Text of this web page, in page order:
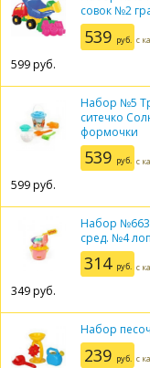
совок №2
539 руб. с
599руб.
Набор №5
ситечко
формочки
539 руб. с
599руб.
Набор №663
сред. №4
314 руб. с
349руб.
Набор
239 руб. с